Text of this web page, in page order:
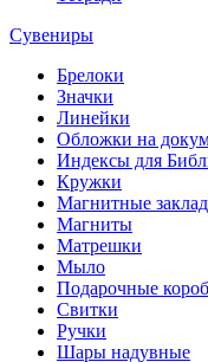
Сувениры
Брелоки
Значки
Линейки
Обложки на
Индексы для
Кружки
Магнитные
Магниты
Матрешки
Мыло
Подарочные
Свитки
Ручки
Шары надувные